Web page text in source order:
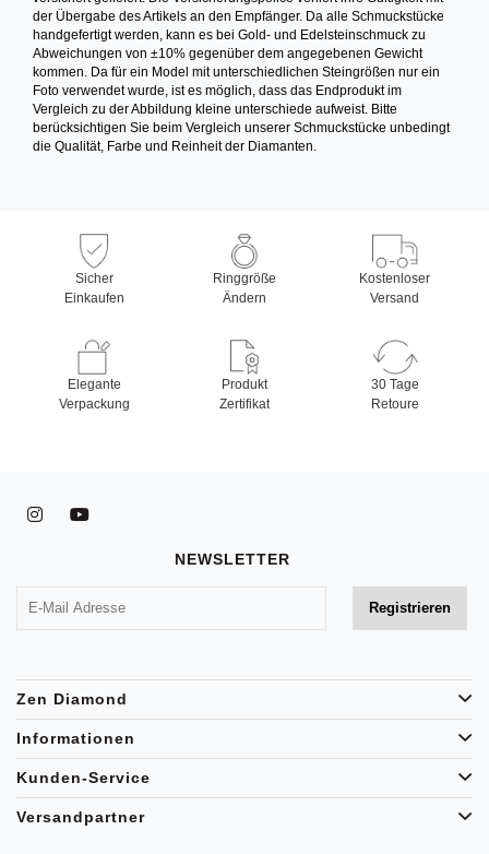
der Übergabe des Artikels an den Empfänger. Da alle Schmuckstücke
handgefertigt werden, kann es bei Gold- und Edelsteinschmuck zu
Abweichungen von ±10% gegenüber dem angegebenen Gewicht
kommen. Da für ein Model mit unterschiedlichen Steingrößen nur ein
Foto verwendet wurde, ist es möglich, dass das Endprodukt im
Vergleich zu der Abbildung kleine unterschiede aufweist. Bitte
berücksichtigen Sie beim Vergleich unserer Schmuckstücke unbedingt
die Qualität, Farbe und Reinheit der Diamanten.
Sicher
Einkaufen
Ringgröße
Ändern
Kostenloser
Versand
Elegante
Verpackung
Produkt
Zertifikat
30 Tage
Retoure
NEWSLETTER
Zen Diamond
Informationen
Kunden-Service
Versandpartner